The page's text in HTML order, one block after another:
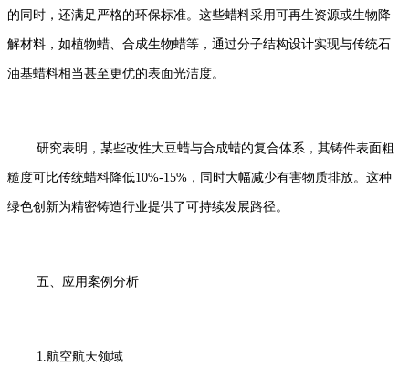
的同时，还满足严格的环保标准。这些蜡料采用可再生资源或生物降
解材料，如植物蜡、合成生物蜡等，通过分子结构设计实现与传统石
油基蜡料相当甚至更优的表面光洁度。
研究表明，某些改性大豆蜡与合成蜡的复合体系，其铸件表面粗
糙度可比传统蜡料降低10%-15%，同时大幅减少有害物质排放。这种
绿色创新为精密铸造行业提供了可持续发展路径。
五、应用案例分析
1.航空航天领域